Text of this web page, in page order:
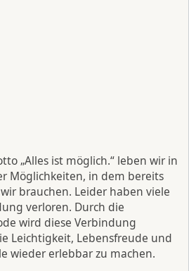
„Alles ist möglich.“ leben wir in
Möglichkeiten, in dem bereits
brauchen. Leider haben viele
verloren. Durch die
wird diese Verbindung
Leichtigkeit, Lebensfreude und
wieder erlebbar zu machen.